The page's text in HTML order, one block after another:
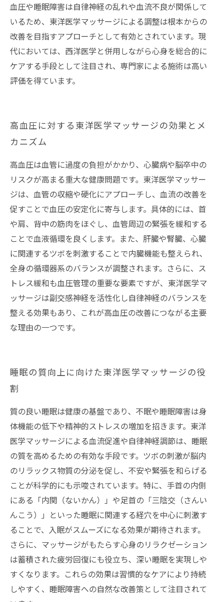
血圧や睡眠障害は自律神経の乱れや血流不良が関係して
いるため、東洋医学マッサージによる調整は根本からの
改善を目指すアプローチとして有効とされています。現
代においては、西洋医学と併用しながら心身を総合的に
ケアする手段として注目され、専門家による施術は高い
評価を得ています。
高血圧に対する東洋医学マッサージの効果とメ
カニズム
高血圧は血管に過度の負担がかかり、心臓病や脳卒中の
リスクが高まる重大な健康問題です。東洋医学マッサー
ジは、血管の収縮や硬化にアプローチし、血流の改善を
促すことで血圧の安定化に寄与します。具体的には、首
や肩、背中の筋肉をほぐし、血管周辺の緊張を緩和する
ことで血液循環を良くします。また、肝臓や腎臓、心臓
に関連するツボを刺激することで内臓機能も整えられ、
全身の循環器系のバランスが調整されます。さらに、ス
トレス緩和も血圧管理の重要な要素ですが、東洋医学マ
ッサージは副交感神経を活性化し自律神経のバランスを
整える効果もあり、これが高血圧の改善につながる主要
な理由の一つです。
睡眠の質向上に向けた東洋医学マッサージの役
割
質の良い睡眠は健康の基盤であり、不眠や睡眠障害は身
体機能の低下や精神的ストレスの増加を招きます。東洋
医学マッサージによる血流促進や自律神経調節は、睡眠
の質を高めるための有効な手段です。ツボの刺激が脳内
のリラックス物質の分泌を促し、不安や緊張を和らげる
ことが科学的にも示唆されています。特に、手首の内側
にある「内関（ないかん）」や足首の「三陰交（さんい
んこう）」といった睡眠に関連する経穴を中心に刺激す
ることで、入眠がスムーズになる効果が期待されます。
さらに、マッサージがもたらす心身のリラクゼーション
は蓄積された疲労回復にも役立ち、深い睡眠を実現しや
すくなります。これらの効果は習慣的なケアにより持続
しやすく、睡眠障害への自然な改善策として注目されて